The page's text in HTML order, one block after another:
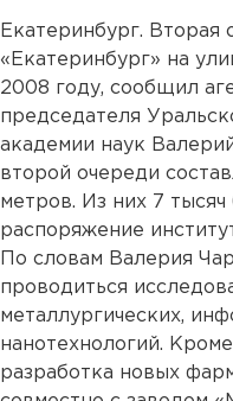
Екатеринбург. Вторая
«Екатеринбург» на
2008 году, сообщил
председателя
академии наук
второй очереди
метров. Из них 7
распоряжение
По словам Валерия
проводиться
металлургических,
нанотехнологий.
разработка новых